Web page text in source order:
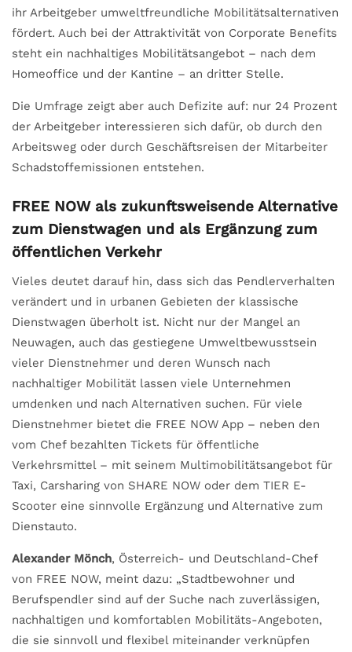
ihr Arbeitgeber umweltfreundliche Mobilitätsalternativen
fördert. Auch bei der Attraktivität von Corporate Benefits
steht ein nachhaltiges Mobilitätsangebot – nach dem
Homeoffice und der Kantine – an dritter Stelle.
Die Umfrage zeigt aber auch Defizite auf: nur 24 Prozent
der Arbeitgeber interessieren sich dafür, ob durch den
Arbeitsweg oder durch Geschäftsreisen der Mitarbeiter
Schadstoffemissionen entstehen.
FREE NOW als zukunftsweisende Alternative
zum Dienstwagen und als Ergänzung zum
öffentlichen Verkehr
Vieles deutet darauf hin, dass sich das Pendlerverhalten
verändert und in urbanen Gebieten der klassische
Dienstwagen überholt ist. Nicht nur der Mangel an
Neuwagen, auch das gestiegene Umweltbewusstsein
vieler Dienstnehmer und deren Wunsch nach
nachhaltiger Mobilität lassen viele Unternehmen
umdenken und nach Alternativen suchen. Für viele
Dienstnehmer bietet die FREE NOW App – neben den
vom Chef bezahlten Tickets für öffentliche
Verkehrsmittel – mit seinem Multimobilitätsangebot für
Taxi, Carsharing von SHARE NOW oder dem TIER E-
Scooter eine sinnvolle Ergänzung und Alternative zum
Dienstauto.
Alexander Mönch, Österreich- und Deutschland-Chef
von FREE NOW, meint dazu: „Stadtbewohner und
Berufspendler sind auf der Suche nach zuverlässigen,
nachhaltigen und komfortablen Mobilitäts-Angeboten,
die sie sinnvoll und flexibel miteinander verknüpfen